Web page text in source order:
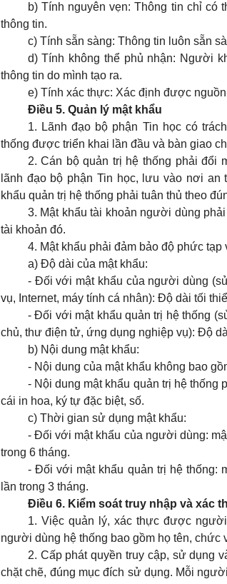
b) Tính nguyên vẹn: Thông tin chỉ
thông tin.
c) Tính sẵn sàng: Thông tin luôn sẵn
d) Tính không thể phủ nhận: Người
thông tin do mình tạo ra.
e) Tính xác thực: Xác định được
Điều 5. Quản lý mật khẩu
1. Lãnh đạo bộ phận Tin học có
thống được triển khai lần đầu và bàn giao
2. Cán bộ quản trị hệ thống phải đổi
lãnh đạo bộ phận Tin học, lưu vào nơi an
khẩu quản trị hệ thống phải tuân thủ theo
3. Mật khẩu tài khoản người dùng
tài khoản đó.
4. Mật khẩu phải đảm bảo độ phức
a) Độ dài của mật khẩu:
- Đối với mật khẩu của người dùng
vụ, Internet, máy tính cá nhân): Độ dài tối
- Đối với mật khẩu quản trị hệ thống
chủ, thư điện tử, ứng dụng nghiệp vụ): Độ
b) Nội dung mật khẩu:
- Nội dung của mật khẩu không bao
- Nội dung mật khẩu quản trị hệ
cái in hoa, ký tự đặc biệt, số.
c) Thời gian sử dụng mật khẩu:
- Đối với mật khẩu của người dùng:
trong 6 tháng.
- Đối với mật khẩu quản trị hệ thống:
lần trong 3 tháng.
Điều 6. Kiểm soát truy nhập và xác
1. Việc quản lý, xác thực được
người dùng hệ thống bao gồm họ tên, chức
2. Cấp phát quyền truy cập, sử dụng
chặt chẽ, đúng mục đích sử dụng. Mỗi